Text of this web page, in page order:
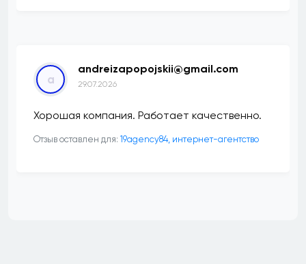
a
andreizapopojskii@gmail.com
29.07.2026
Хорошая компания. Работает качественно.
Отзыв оставлен для: 19agency84, интернет-агентство